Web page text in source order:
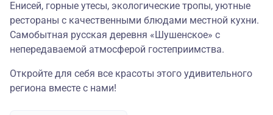
Енисей, горные утесы, экологические тропы, уютные
рестораны с качественными блюдами местной кухни.
Самобытная русская деревня «Шушенское» с
непередаваемой атмосферой гостеприимства.
Откройте для себя все красоты этого удивительного
региона вместе с нами!